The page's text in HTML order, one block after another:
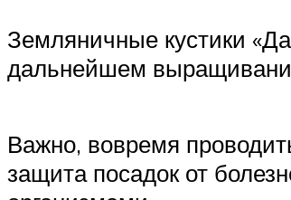
Земляничные кустики
дальнейшем
Важно, вовремя
защита посадок от